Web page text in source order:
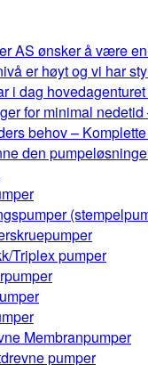
AS ønsker å være
er høyt og vi har
i dag
for minimal
behov –
den
Triplex pumper
Membranpumper
pumper